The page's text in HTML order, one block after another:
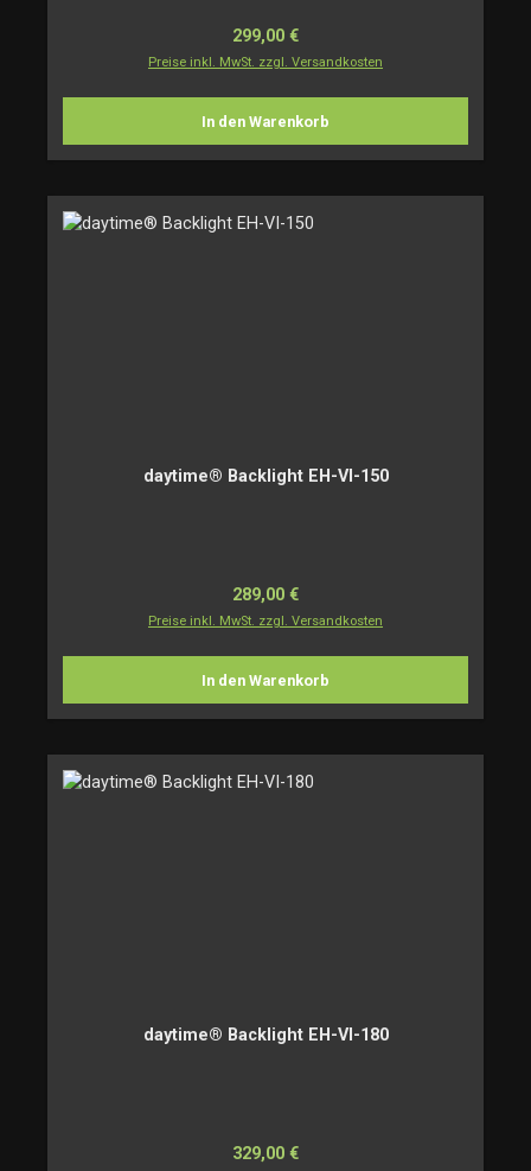
Regulärer Preis:
299,00 €
Preise inkl. MwSt. zzgl. Versandkosten
In den Warenkorb
daytime® Backlight EH-VI-150
Regulärer Preis:
289,00 €
Preise inkl. MwSt. zzgl. Versandkosten
In den Warenkorb
daytime® Backlight EH-VI-180
Regulärer Preis:
329,00 €